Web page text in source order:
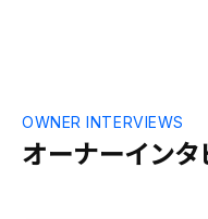
オーナーインタ
OWNER INTERVIEWS